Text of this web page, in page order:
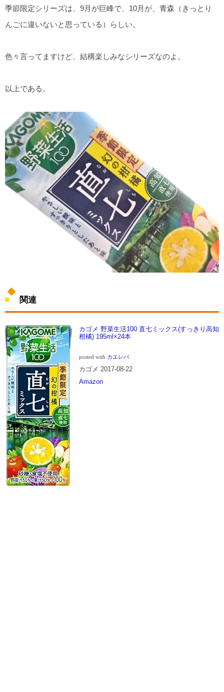
季節限定シリーズは、9月が巨峰で、10月が、青森（きっとり
んごに違いないと思っている）らしい。
色々言ってますけど、結構楽しみなシリーズなのよ。
以上である。
関連
カゴメ 野菜生活100 直七ミックス(すっきり高知
柑橘) 195ml×24本
posted with カエレバ
カゴメ 2017-08-22
Amazon